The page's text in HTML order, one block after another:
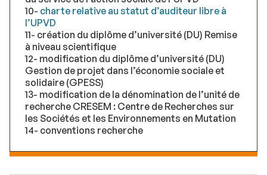
10- charte relative au statut d’auditeur libre à
l’UPVD
11- création du diplôme d’université (DU) Remise
à niveau scientifique
12- modification du diplôme d’université (DU)
Gestion de projet dans l’économie sociale et
solidaire (GPESS)
13- modification de la dénomination de l’unité de
recherche CRESEM : Centre de Recherches sur
les Sociétés et les Environnements en Mutation
14- conventions recherche